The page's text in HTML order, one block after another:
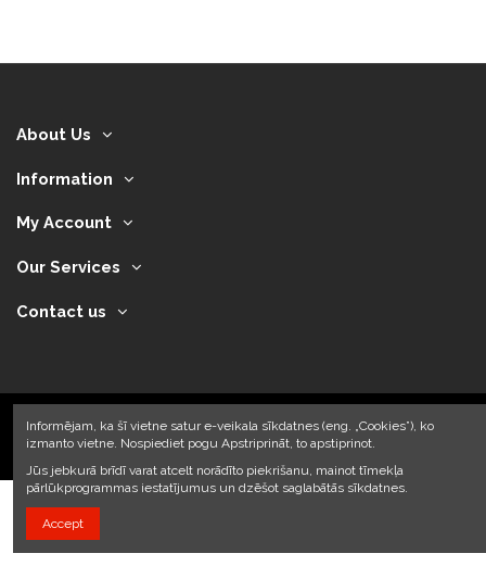
About Us
Information
My Account
Our Services
Contact us
2024 © Armando Auto SIA
Informējam, ka šī vietne satur e-veikala sīkdatnes (eng. „Cookies”), ko
izmanto vietne. Nospiediet pogu Apstriprināt, to apstiprinot.
Jūs jebkurā brīdī varat atcelt norādīto piekrišanu, mainot tīmekļa
pārlūkprogrammas iestatījumus un dzēšot saglabātās sīkdatnes.
Accept